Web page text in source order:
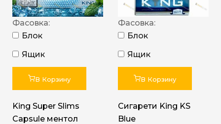
Фасовка:
Блок
Ящик
В Корзину
King Super Slims
Capsule ментол
Фасовка:
Блок
Ящик
В Корзину
Сигарети King KS
Blue